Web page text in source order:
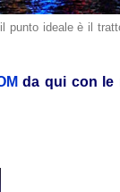
punto ideale è il
da qui con le